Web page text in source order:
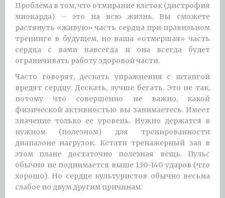
Проблема в том, что отмирание клеток (дистрофия
миокарда) – это на всю жизнь. Вы сможете
растянуть «живую» часть сердца при правильном
тренинге в будущем, но ваша «отмершая» часть
сердца с вами навсегда и она всегда будет
ограничивать работу здоровой части.
Часто говорят, дескать упражнения с штангой
вредят сердцу. Дескать, лучше бегать. Это не так,
потому что совершенно не важно, какой
физической активностью вы занимаетесь. Имеет
значение только ее уровень. Нужно держатся в
нужном (полезном) для тренированности
диапазоне нагрузок. Кстати тренажерный зал в
этом плане достаточно полезная вещь. Пульс
обычно не поднимается выше 130-140 ударов (что
хорошо). Но сердце культуристов обычно весьма
слабое по двум другим причинам: